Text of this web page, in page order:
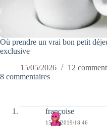
Où prendre un vrai bon petit
exclusive
15/05/2026
12
8 commentaires
françoise
15/05/2019/18:46